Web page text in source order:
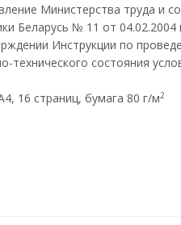
Министерства труда и
Беларусь № 11 от
Инструкции по
технического состояния
16 страниц, бумага 80 г/м2